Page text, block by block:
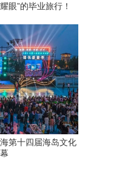
眼”的毕业旅行！
第十四届海岛文化